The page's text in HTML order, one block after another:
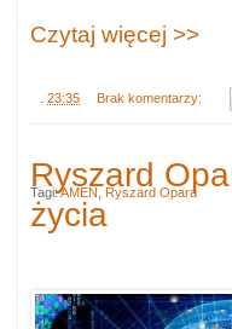
Czytaj więcej >>
23:35 Brak komentarzy:
Ryszard
życia
Tagi:AMEN Ryszard Opara